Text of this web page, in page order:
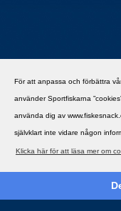
För att anpassa och förbättra
använder Sportfiskarna
använda dig av
självklart inte vidare någon
Klicka här för att läsa mer om